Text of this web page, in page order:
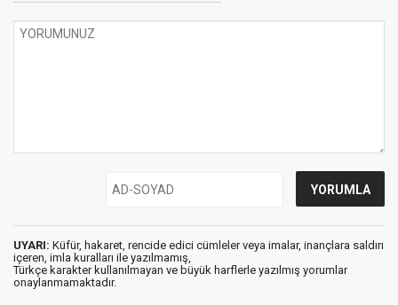
UYARI: Küfür, hakaret, rencide edici cümleler veya imalar, inançlara saldırı
içeren, imla kuralları ile yazılmamış,
Türkçe karakter kullanılmayan ve büyük harflerle yazılmış yorumlar
onaylanmamaktadır.